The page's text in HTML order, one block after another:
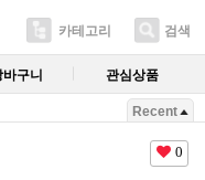
카테고리 검색
바구니 관심상품
Recent
0